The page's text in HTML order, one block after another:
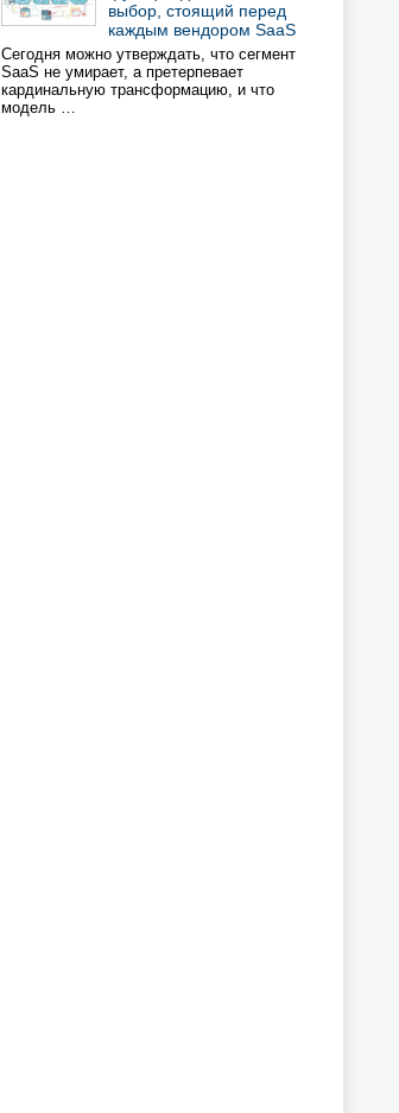
выбор, стоящий перед
каждым вендором SaaS
Сегодня можно утверждать, что сегмент
SaaS не умирает, а претерпевает
кардинальную трансформацию, и что
модель …